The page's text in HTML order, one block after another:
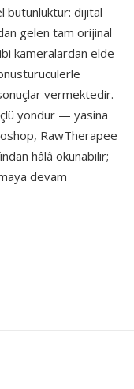
butunluktur: dijital
gelen tam orijinal
kameralardan elde
vermektedir.
yondur — yasina
RawTherapee
hâlâ okunabilir;
devam